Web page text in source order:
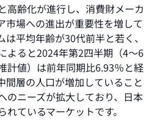
高齢化が進行し、消費財メーカ
市場への進出が重要性を増して
平均年齢が30代前半と若く、
よると2024年第2四半期（4～6
計値）は前年同期比6.93％と経
間層の人口が増加していること
のニーズが拡大しており、日本
ているマーケットです。